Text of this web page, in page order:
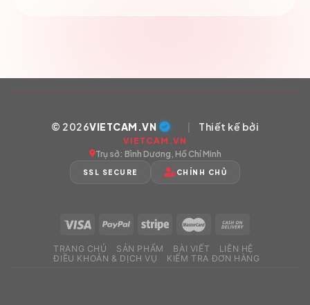
© 2026VIETCAM.VN | Thiết kế bởi
VIETCAM.VN
Trụ sở: Bình Dương, Hồ Chí Minh
SSL SECURE CHÍNH CHỦ
TRANG CHỦ SẢN PHẨM BÀI VIẾT
LIÊN HỆ
ĐIỀU KHOẢN & DỊCH VỤ
KIỂM TRA ĐƠN HÀNG